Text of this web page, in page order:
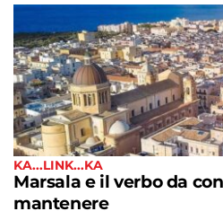
KA...LINK...KA
Marsala e il verbo da
mantenere